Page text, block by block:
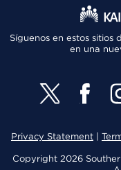
Síguenos en estos sitios
en una
Privacy Statement|
Copyright 2026